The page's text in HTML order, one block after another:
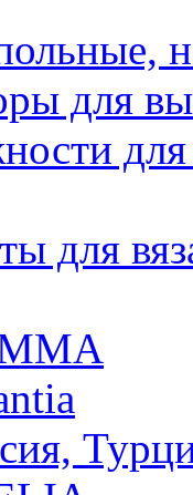
для
для